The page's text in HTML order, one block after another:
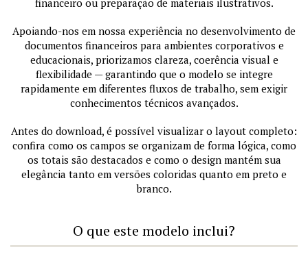
Apoiando-nos em nossa experiência no desenvolvimento de
documentos financeiros para ambientes corporativos e
educacionais, priorizamos clareza, coerência visual e
flexibilidade — garantindo que o modelo se integre
rapidamente em diferentes fluxos de trabalho, sem exigir
conhecimentos técnicos avançados.
Antes do download, é possível visualizar o layout completo:
confira como os campos se organizam de forma lógica, como
os totais são destacados e como o design mantém sua
elegância tanto em versões coloridas quanto em preto e
branco.
O que este modelo inclui?